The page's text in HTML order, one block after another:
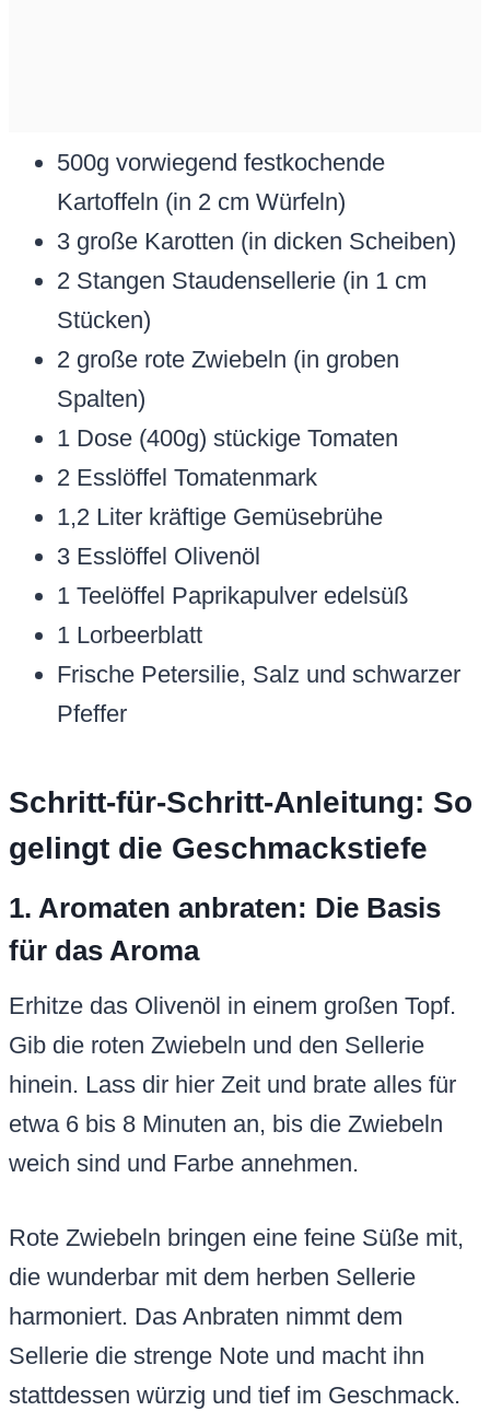
500g vorwiegend festkochende
Kartoffeln (in 2 cm Würfeln)
3 große Karotten (in dicken Scheiben)
2 Stangen Staudensellerie (in 1 cm
Stücken)
2 große rote Zwiebeln (in groben
Spalten)
1 Dose (400g) stückige Tomaten
2 Esslöffel Tomatenmark
1,2 Liter kräftige Gemüsebrühe
3 Esslöffel Olivenöl
1 Teelöffel Paprikapulver edelsüß
1 Lorbeerblatt
Frische Petersilie, Salz und schwarzer
Pfeffer
Schritt-für-Schritt-Anleitung: So
gelingt die Geschmackstiefe
1. Aromaten anbraten: Die Basis
für das Aroma
Erhitze das Olivenöl in einem großen Topf.
Gib die roten Zwiebeln und den Sellerie
hinein. Lass dir hier Zeit und brate alles für
etwa 6 bis 8 Minuten an, bis die Zwiebeln
weich sind und Farbe annehmen.
Rote Zwiebeln bringen eine feine Süße mit,
die wunderbar mit dem herben Sellerie
harmoniert. Das Anbraten nimmt dem
Sellerie die strenge Note und macht ihn
stattdessen würzig und tief im Geschmack.